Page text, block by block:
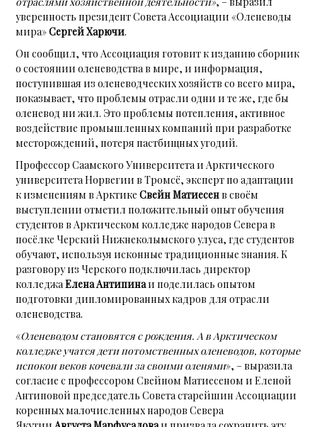
уверенность президент Совета Ассоциации «Оленеводы
мира»Сергей Харючи.
Он сообщил, что Ассоциация готовит к изданию сборник
о состоянии оленеводства в мире, и информация,
поступившая из оленеводческих хозяйств со всего мира,
показывает, что проблемы отрасли одни и те же, где бы
оленевод ни жил. Это проблемы потепления, активное
воздействие промышленных компаний при разработке
месторождений, потеря пастбищных угодий.
Профессор Саамского Университета и Арктического
университета Норвегии в Тромсё, эксперт по адаптации
к изменениям в АрктикеСвейн Матиесенв своём
выступлении отметил положительный опыт обучения
студентов в Арктическом колледже народов Севера в
посёлке Черский Нижнеколымского улуса, где студентов
обучают, используя исконные традиционные знания. К
разговору из Черского подключилась директор
колледжаЕлена Антипинаи поделилась опытом
подготовки дипломированных кадров для отрасли
оленеводства.
«Оленеводом становятся с рождения. А в Арктическом
колледже учатся дети потомственных оленеводов, которые
испокон веков кочевали за своими оленями», – выразила
согласие с профессором Свейном Матиесеном и Еленой
Антиповой председатель Совета старейшин Ассоциации
коренных малочисленных народов Севера